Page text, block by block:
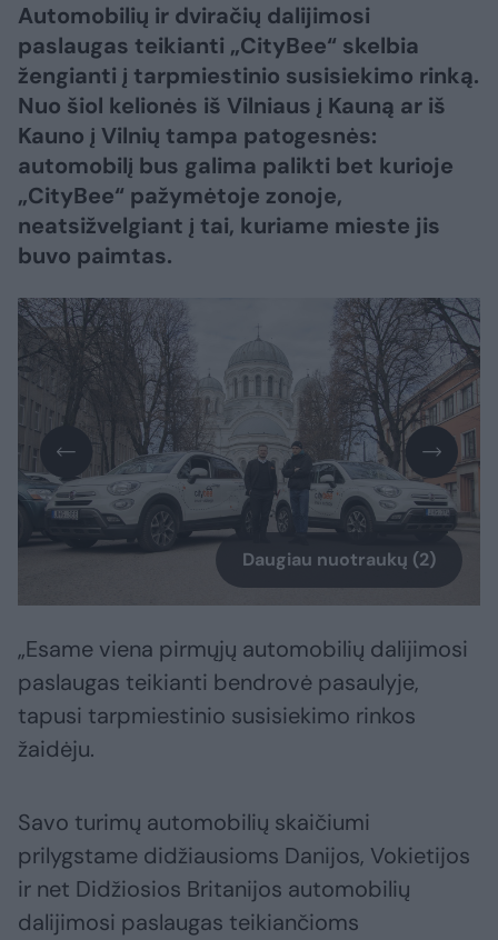
Automobilių ir dviračių dalijimosi
paslaugas teikianti „CityBee“ skelbia
žengianti į tarpmiestinio susisiekimo rinką.
Nuo šiol kelionės iš Vilniaus į Kauną ar iš
Kauno į Vilnių tampa patogesnės:
automobilį bus galima palikti bet kurioje
„CityBee“ pažymėtoje zonoje,
neatsižvelgiant į tai, kuriame mieste jis
buvo paimtas.
Daugiau nuotraukų (2)
„Esame viena pirmųjų automobilių dalijimosi
paslaugas teikianti bendrovė pasaulyje,
tapusi tarpmiestinio susisiekimo rinkos
žaidėju.
Savo turimų automobilių skaičiumi
prilygstame didžiausioms Danijos, Vokietijos
ir net Didžiosios Britanijos automobilių
dalijimosi paslaugas teikiančioms